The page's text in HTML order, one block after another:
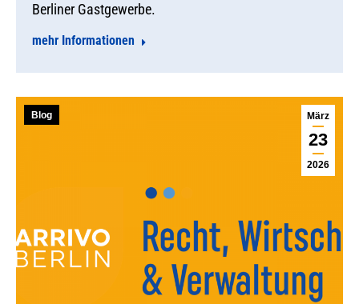
Berliner Gastgewerbe.
mehr Informationen
März
23
2026
Blog